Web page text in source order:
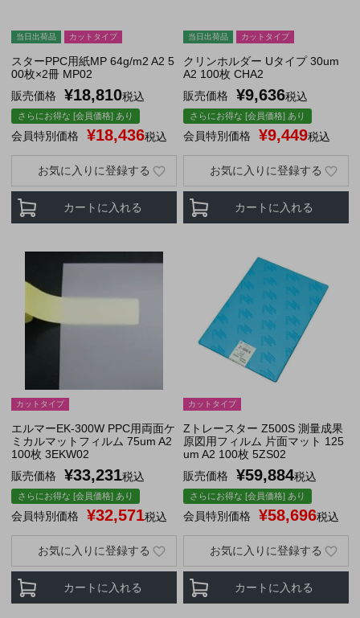
当日出荷品 カットタイプ
スターPPC用紙MP 64g/m2 A2 5
00枚×2冊 MP02
販売価格
¥18,810税込
さらにお得な [会員価格] あり
会員特別価格 ¥18,436税込
カートに入れる
お気に入りに登録する
当日出荷品 カットタイプ
クリンホルダー Uタイプ 30um
A2 100枚 CHA2
販売価格
¥9,636税込
さらにお得な [会員価格] あり
会員特別価格 ¥9,449税込
カートに入れる
お気に入りに登録する
カットタイプ
エルマーEK-300W PPC用両面ケ
ミカルマットフィルム 75um A2
100枚 3EKW02
販売価格
¥33,231税込
さらにお得な [会員価格] あり
会員特別価格 ¥32,571税込
カートに入れる
お気に入りに登録する
カットタイプ
Zトレースター Z500S 測量成果
原図用フィルム 片面マット 125
um A2 100枚 5ZS02
販売価格
¥59,884税込
さらにお得な [会員価格] あり
会員特別価格 ¥58,696税込
カートに入れる
お気に入りに登録する